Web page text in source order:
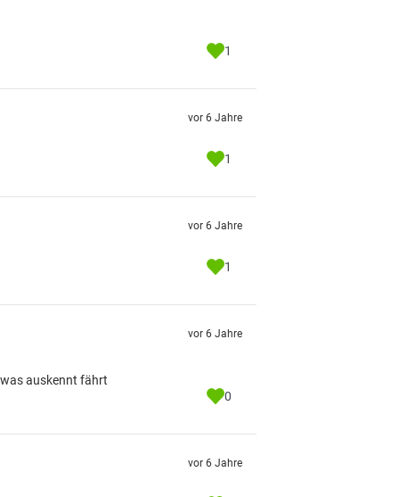
1
vor 6 Jahre
1
vor 6 Jahre
1
auskennt fährt
vor 6 Jahre
0
vor 6 Jahre